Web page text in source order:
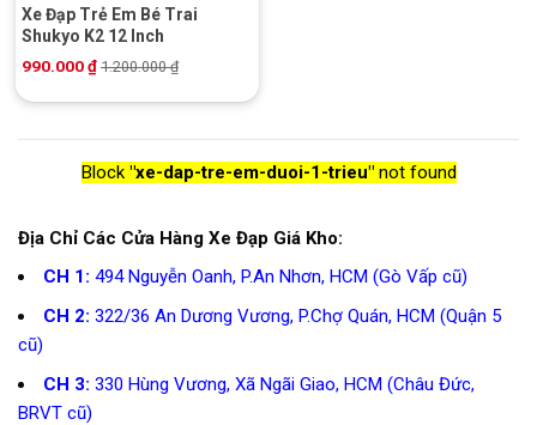
Xe Đạp Trẻ Em Bé Trai
Shukyo K2 12 Inch
990.000₫ 1.200.000₫
Block "xe-dap-tre-em-duoi-1-trieu"not found
Địa Chỉ Các Cửa Hàng Xe Đạp Giá Kho:
CH 1: 494 Nguyễn Oanh, P.An Nhơn, HCM (Gò Vấp cũ)
CH 2: 322/36 An Dương Vương, P.Chợ Quán, HCM (Quận 5
cũ)
CH 3: 330 Hùng Vương, Xã Ngãi Giao, HCM (Châu Đức,
BRVT cũ)